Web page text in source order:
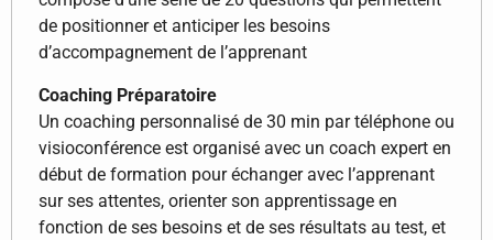
de positionner et anticiper les besoins
d’accompagnement de l’apprenant
Coaching Préparatoire
Un coaching personnalisé de 30 min par téléphone ou
visioconférence est organisé avec un coach expert en
début de formation pour échanger avec l’apprenant
sur ses attentes, orienter son apprentissage en
fonction de ses besoins et de ses résultats au test, et